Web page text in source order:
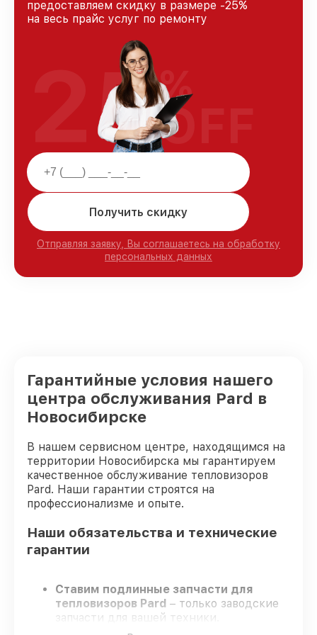
предоставляем скидку в размере -25%
на весь прайс услуг по ремонту
Получить скидку
Отправляя заявку, Вы соглашаетесь на обработку
персональных данных
25%
OFF
Гарантийные условия нашего
центра обслуживания Pard в
Новосибирске
В нашем сервисном центре, находящимся на
территории Новосибирска мы гарантируем
качественное обслуживание тепловизоров
Pard. Наши гарантии строятся на
профессионализме и опыте.
Наши обязательства и технические
гарантии
Ставим подлинные запчасти для
тепловизоров Pard – только заводские
запчасти для вашей техники.
Сертифицированные инженеры